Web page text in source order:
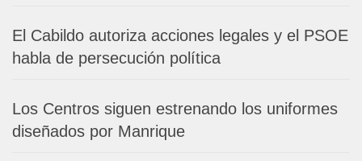
El Cabildo autoriza acciones legales y el PSOE
habla de persecución política
Los Centros siguen estrenando los uniformes
diseñados por Manrique